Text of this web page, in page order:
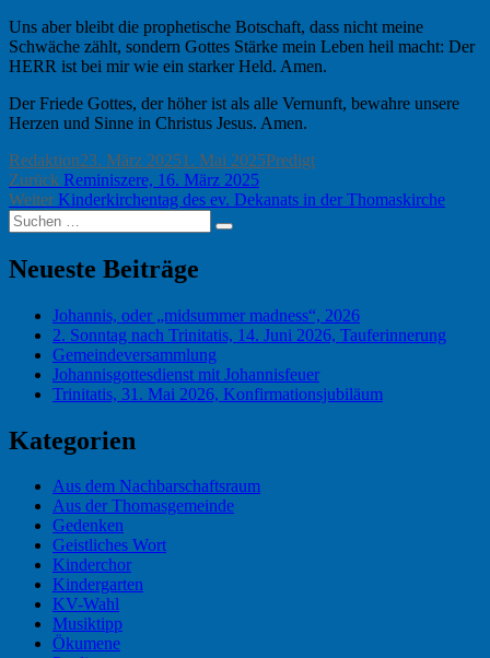
Uns aber bleibt die prophetische Botschaft, dass nicht meine
Schwäche zählt, sondern Gottes Stärke mein Leben heil macht: Der
HERR ist bei mir wie ein starker Held. Amen.
Der Friede Gottes, der höher ist als alle Vernunft, bewahre unsere
Herzen und Sinne in Christus Jesus. Amen.
Autor
RedaktionVeröffentlicht
am
23. März 20251. Mai 2025Kategorien
Predigt
Beitragsnavigation
Zurück Vorheriger
Beitrag:
Reminiszere, 16. März 2025
Weiter Nächster
Beitrag:
Kinderkirchentag des ev. Dekanats in der Thomaskirche
Suchen
nach:
Suchen
Neueste Beiträge
Johannis, oder „midsummer madness“, 2026
2. Sonntag nach Trinitatis, 14. Juni 2026, Tauferinnerung
Gemeindeversammlung
Johannisgottesdienst mit Johannisfeuer
Trinitatis, 31. Mai 2026, Konfirmationsjubiläum
Kategorien
Aus dem Nachbarschaftsraum
Aus der Thomasgemeinde
Gedenken
Geistliches Wort
Kinderchor
Kindergarten
KV-Wahl
Musiktipp
Ökumene